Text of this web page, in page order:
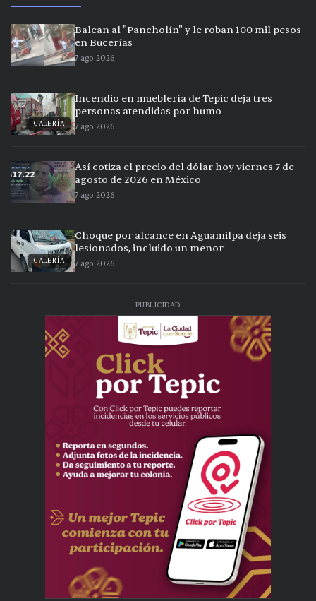
Balean al "Pancholín" y le roban 100 mil pesos
en Bucerías
7 ago 2026
GALERÍA
Incendio en mueblería de Tepic deja tres
personas atendidas por humo
7 ago 2026
Así cotiza el precio del dólar hoy viernes 7 de
agosto de 2026 en México
7 ago 2026
GALERÍA
Choque por alcance en Aguamilpa deja seis
lesionados, incluido un menor
7 ago 2026
PUBLICIDAD